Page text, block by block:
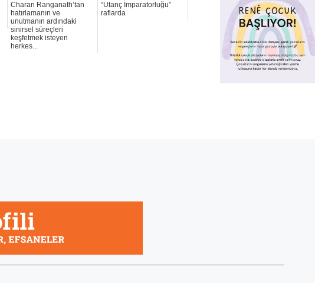
Charan Ranganath’tan
hatırlamanın ve
unutmanın ardındaki
sinirsel süreçleri
keşfetmek isteyen
herkes...
“Utanç İmparatorluğu”
raflarda